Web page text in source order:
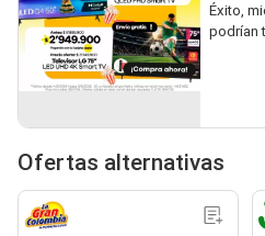
Éxito,
podrían
Ofertas alternativas